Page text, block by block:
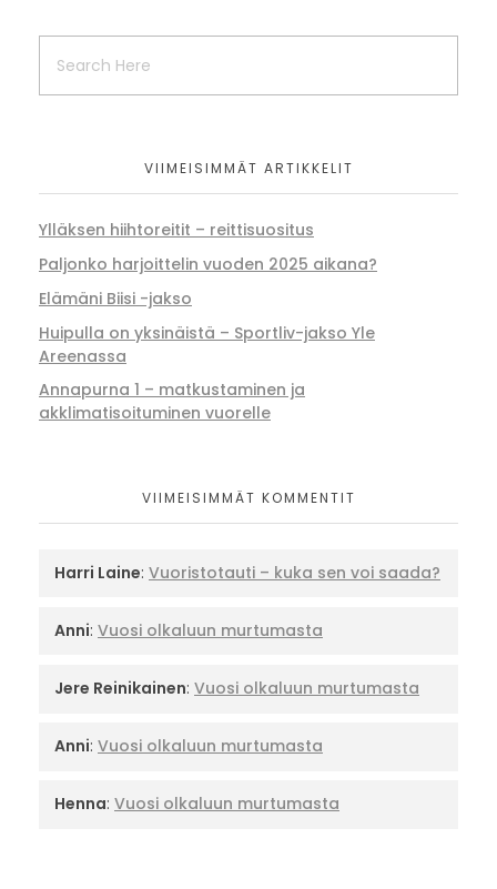
VIIMEISIMMÄT ARTIKKELIT
Ylläksen hiihtoreitit – reittisuositus
Paljonko harjoittelin vuoden 2025 aikana?
Elämäni Biisi -jakso
Huipulla on yksinäistä – Sportliv-jakso Yle
Areenassa
Annapurna 1 – matkustaminen ja
akklimatisoituminen vuorelle
VIIMEISIMMÄT KOMMENTIT
Harri Laine: Vuoristotauti – kuka sen voi saada?
Anni: Vuosi olkaluun murtumasta
Jere Reinikainen: Vuosi olkaluun murtumasta
Anni: Vuosi olkaluun murtumasta
Henna: Vuosi olkaluun murtumasta